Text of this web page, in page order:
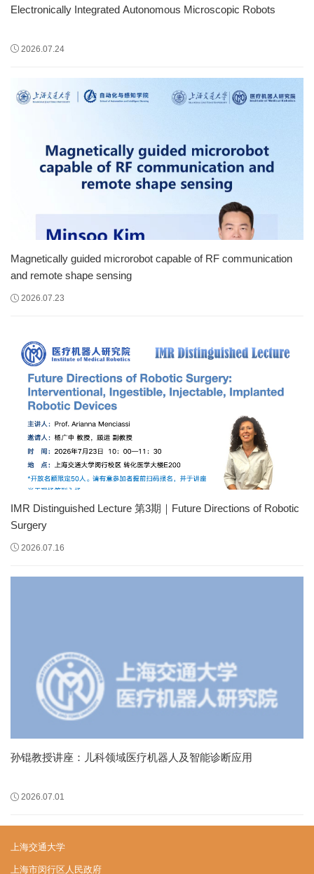
Electronically Integrated Autonomous Microscopic Robots
2026.07.24
Magnetically guided microrobot capable of RF communication
and remote shape sensing
2026.07.23
IMR Distinguished Lecture 第3期｜Future Directions of Robotic
Surgery
2026.07.16
孙锟教授讲座：儿科领域医疗机器人及智能诊断应用
2026.07.01
上海交通大学
上海市闵行区人民政府